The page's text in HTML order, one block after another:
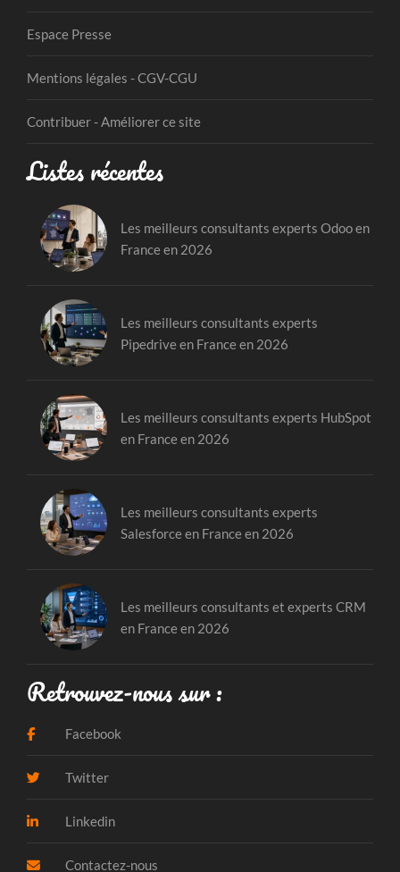
Espace Presse
Mentions légales - CGV-CGU
Contribuer - Améliorer ce site
Listes récentes
Les meilleurs consultants experts Odoo en
France en 2026
Les meilleurs consultants experts
Pipedrive en France en 2026
Les meilleurs consultants experts HubSpot
en France en 2026
Les meilleurs consultants experts
Salesforce en France en 2026
Les meilleurs consultants et experts CRM
en France en 2026
Retrouvez-nous sur :
Facebook
Twitter
Linkedin
Contactez-nous